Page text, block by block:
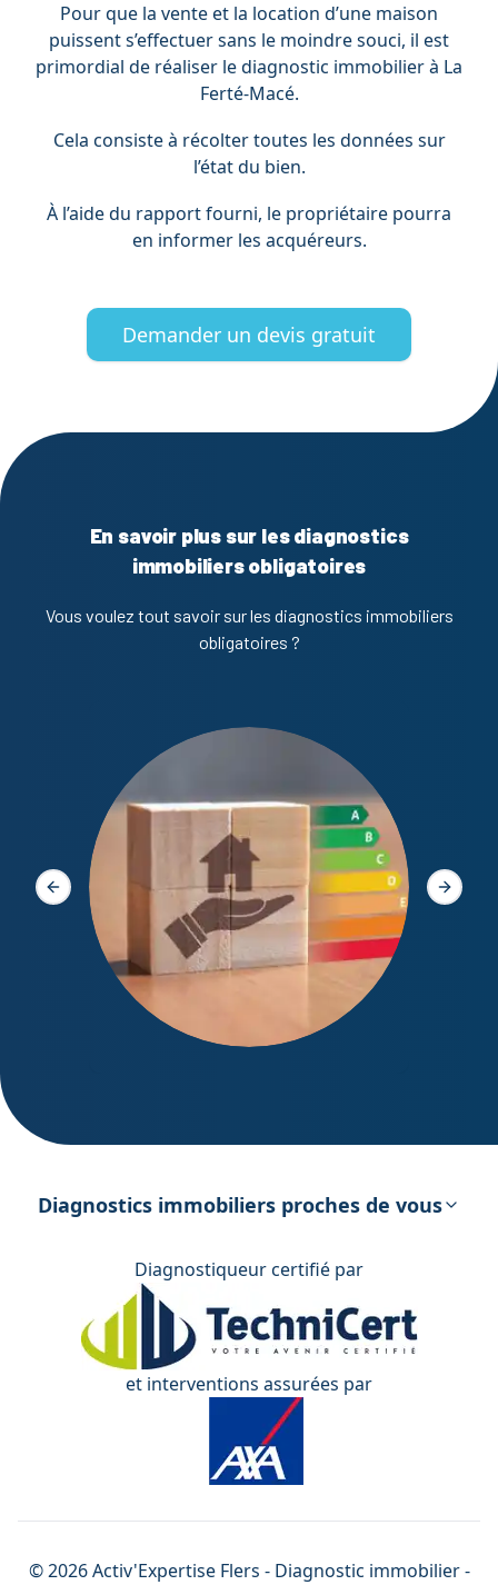
Pour que la vente et la location d’une maison
puissent s’effectuer sans le moindre souci, il est
primordial de réaliser le diagnostic immobilier à La
Ferté-Macé.
Cela consiste à récolter toutes les données sur
l’état du bien.
À l’aide du rapport fourni, le propriétaire pourra
en informer les acquéreurs.
Demander un devis gratuit
En savoir plus sur les diagnostics
immobiliers obligatoires
Vous voulez tout savoir sur les diagnostics immobiliers
obligatoires ?
énergétique
Slide précédente Slide
Diagnostics immobiliers proches de vous
Diagnostiqueur certifié par
et interventions assurées par
©2026Activ'Expertise Flers - Diagnostic immobilier -